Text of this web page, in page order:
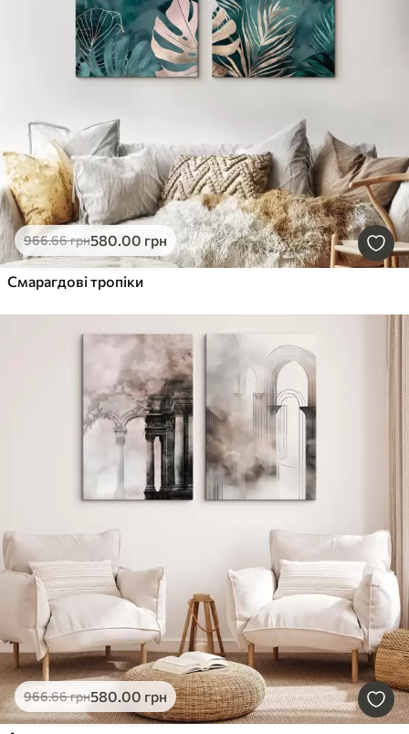
966.66грн580.00 грн
Смарагдові тропіки
966.66грн580.00 грн